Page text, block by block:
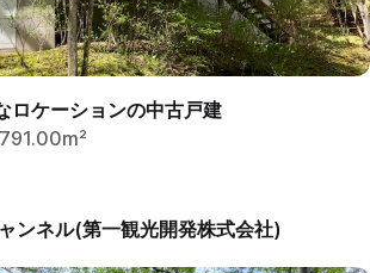
ロケーションの中古戸建
791.00m²
ンネル(第一観光開発株式会社)